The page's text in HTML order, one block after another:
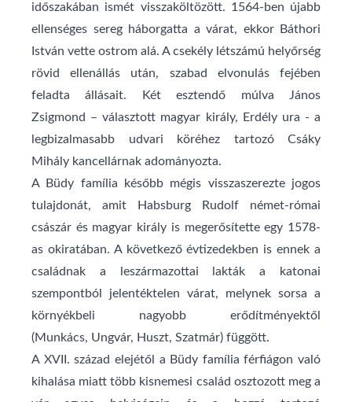
időszakában ismét visszaköltözött. 1564-ben újabb
ellenséges sereg háborgatta a várat, ekkor
Báthori
István vette ostrom alá. A csekély létszámú helyőrség
rövid ellenállás után, szabad elvonulás fejében
feladta állásait. Két esztendő múlva
János
Zsigmond – választott magyar király, Erdélyura - a
legbizalmasabb udvari köréhez tartozó Csáky
Mihály kancellárnak adományozta.
A Büdy família később mégis visszaszerezte jogos
tulajdonát, amit
Habsburg Rudolf német-római
császár és magyar király is megerősítette egy 1578-
as okiratában. A következő évtizedekben is ennek a
családnak a leszármazottai lakták a katonai
szempontból jelentéktelen várat, melynek sorsa a
környékbeli nagyobb erődítményektől
(Munkács, Ungvár, Huszt, Szatmár) függött.
A XVII. század elejétől a Büdy família férfiágon való
kihalása miatt több kisnemesi család osztozott meg a